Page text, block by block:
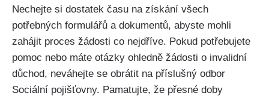
Nechejte si dostatek času na získání všech
potřebných formulářů a dokumentů, abyste mohli
zahájit proces žádosti co nejdříve. Pokud potřebujete
pomoc nebo máte otázky ohledně žádosti o invalidní
důchod, neváhejte se obrátit na příslušný odbor
Sociální pojišťovny. Pamatujte, že přesné doby